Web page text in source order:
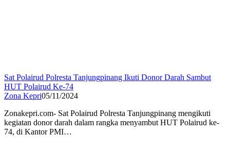
Sat Polairud Polresta Tanjungpinang Ikuti Donor Darah Sambut
HUT Polairud Ke-74
Zona Kepri05/11/2024
Zonakepri.com- Sat Polairud Polresta Tanjungpinang mengikuti
kegiatan donor darah dalam rangka menyambut HUT Polairud ke-
74, di Kantor PMI…